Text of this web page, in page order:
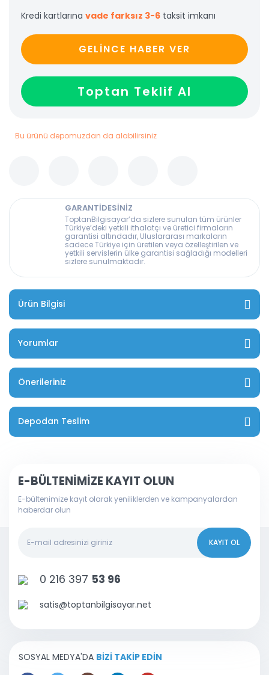
Kredi kartlarına vade farksız 3-6 taksit imkanı
GELİNCE HABER VER
Toptan Teklif Al
Bu ürünü depomuzdan da alabilirsiniz
GARANTİDESİNİZ
ToptanBilgisayar’da sizlere sunulan tüm ürünler
Türkiye’deki yetkili ithalatçı ve üretici firmaların
garantisi altındadır, Uluslararası markaların
sadece Türkiye için üretilen veya özelleştirilen ve
yetkili servislerin ülke garantisi sağladığı modelleri
sizlere sunulmaktadır.
Ürün Bilgisi
Yorumlar
Önerileriniz
Depodan Teslim
E-BÜLTENİMİZE KAYIT OLUN
E-bültenimize kayıt olarak yeniliklerden ve kampanyalardan
haberdar olun
KAYIT OL
0 216 397 53 96
satis@toptanbilgisayar.net
SOSYAL MEDYA'DA BİZİ TAKİP EDİN